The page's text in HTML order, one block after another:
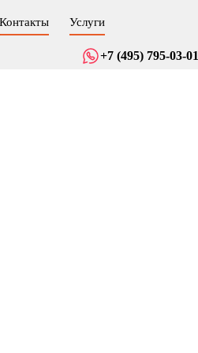
Контакты Услуги
+7 (495) 795-03-01